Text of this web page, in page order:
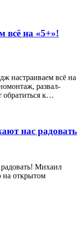
всё на «5+»!
настраиваем всё на
развал-
обратиться к…
нас радовать
Михаил
на открытом